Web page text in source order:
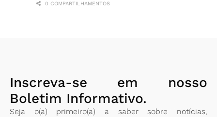
0 COMPARTILHAMENTOS
Inscreva-se em nosso
Boletim Informativo.
Seja o(a) primeiro(a) a saber sobre notícias,